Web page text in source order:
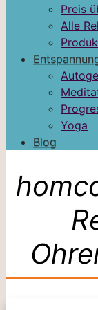
Preis
Alle
Yoga
Blog